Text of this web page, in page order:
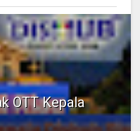
OTT Kepala